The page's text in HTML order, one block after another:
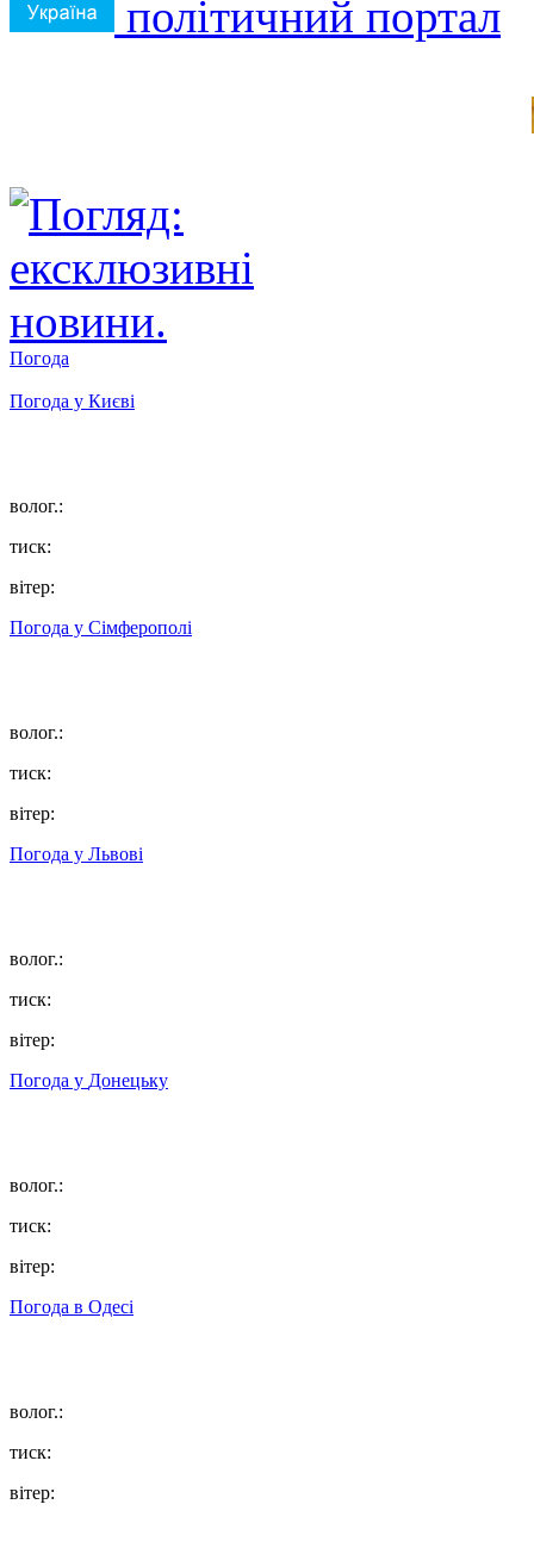
Погода
Погода у Києві
волог.:
тиск:
вітер:
Погода у Сімферополі
волог.:
тиск:
вітер:
Погода у Львові
волог.:
тиск:
вітер:
Погода у Донецьку
волог.:
тиск:
вітер:
Погода в Одесі
волог.:
тиск:
вітер: